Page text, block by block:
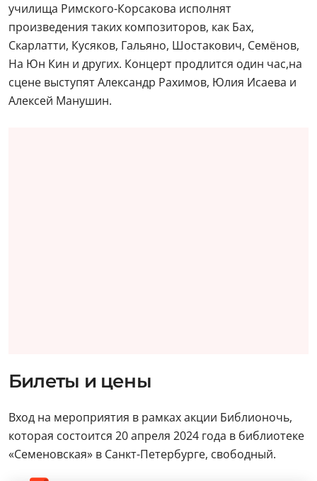
училища Римского-Корсакова исполнят
произведения таких композиторов, как Бах,
Скарлатти, Кусяков, Гальяно, Шостакович, Семёнов,
На Юн Кин и других. Концерт продлится один час,на
сцене выступят Александр Рахимов, Юлия Исаева и
Алексей Манушин.
Билеты и цены
Вход на мероприятия в рамках акции Библионочь,
которая состоится 20 апреля 2024 года в библиотеке
«Семеновская» в Санкт-Петербурге, свободный.